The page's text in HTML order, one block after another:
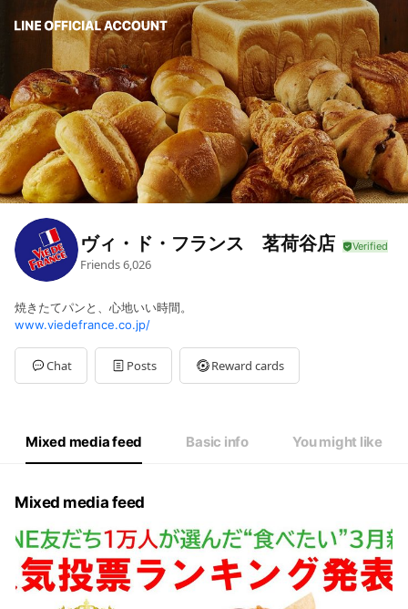
ヴィ・ド・フランス 茗荷谷店
Friends6,026
焼きたてパンと、心地いい時間。
www.viedefrance.co.jp/
Chat Posts Reward cards
Mixed media feed Basic info You might like
Mixed media feed